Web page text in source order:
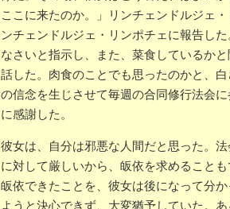
ここに来たのか。」リンチェンドルジェ
ンチェンドルジェ・リンポチェに報告し
なさいと指示し、また、菜食しているか
話した。肉食のことでも思ったのかと、
の信念を生じさせて毎週の合同修行法会
に感謝した。
彼女は、自分は邪悪な人間だと思った。
に対して厳しいから、皈依を求めること
皈依できたことを、彼女は後になって分
ようと決心できず、大変猶予していた。